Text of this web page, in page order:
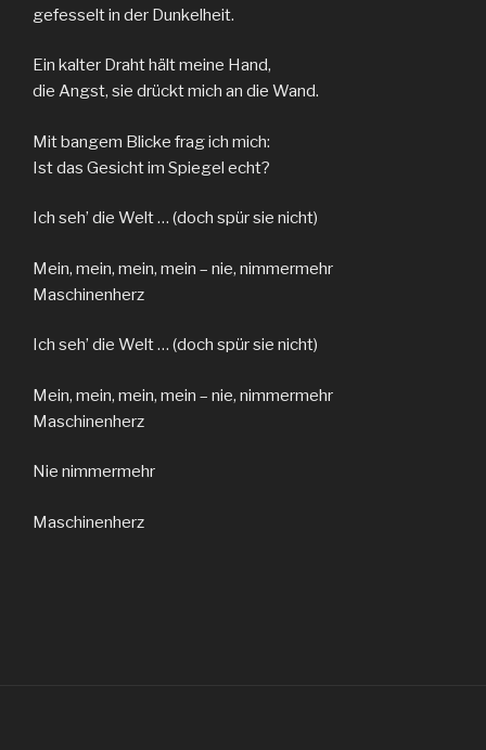
gefesselt in der Dunkelheit.
Ein kalter Draht hält meine Hand,
die Angst, sie drückt mich an die Wand.
Mit bangem Blicke frag ich mich:
Ist das Gesicht im Spiegel echt?
Ich seh’ die Welt … (doch spür sie nicht)
Mein, mein, mein, mein – nie, nimmermehr
Maschinenherz
Ich seh’ die Welt … (doch spür sie nicht)
Mein, mein, mein, mein – nie, nimmermehr
Maschinenherz
Nie nimmermehr
Maschinenherz